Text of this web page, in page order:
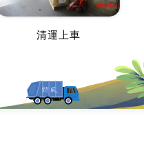
清運上車